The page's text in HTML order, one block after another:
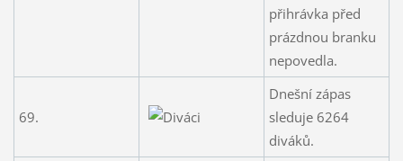
přihrávka před
prázdnou branku
nepovedla.
69.
Dnešní zápas
sleduje 6264
diváků.